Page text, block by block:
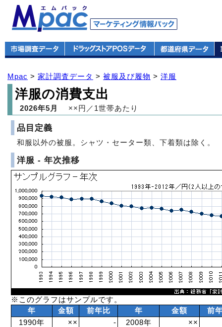
Mpac > 家計調査データ > 被服及び履物 > 洋服
洋服の消費支出
2026年5月 ××円／1世帯あたり
品目定義
和服以外の被服。シャツ・セーター類、下着類は除く。
洋服 - 年次推移
※このグラフはサンプルです。
年
金額 前年比 年 金額
前
1990年
×× - 2008年
××